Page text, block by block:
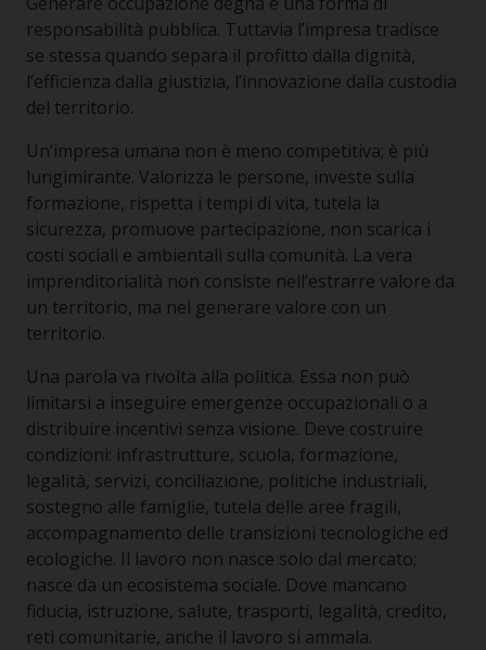
responsabilità pubblica. Tuttavia l’impresa tradisce
se stessa quando separa il profitto dalla dignità,
l’efficienza dalla giustizia, l’innovazione dalla custodia
del territorio.
Un’impresa umana non è meno competitiva; è più
lungimirante. Valorizza le persone, investe sulla
formazione, rispetta i tempi di vita, tutela la
sicurezza, promuove partecipazione, non scarica i
costi sociali e ambientali sulla comunità. La vera
imprenditorialità non consiste nell’estrarre valore da
un territorio, ma nel generare valore con un
territorio.
Una parola va rivolta alla politica. Essa non può
limitarsi a inseguire emergenze occupazionali o a
distribuire incentivi senza visione. Deve costruire
condizioni: infrastrutture, scuola, formazione,
legalità, servizi, conciliazione, politiche industriali,
sostegno alle famiglie, tutela delle aree fragili,
accompagnamento delle transizioni tecnologiche ed
ecologiche. Il lavoro non nasce solo dal mercato;
nasce da un ecosistema sociale. Dove mancano
fiducia, istruzione, salute, trasporti, legalità, credito,
reti comunitarie, anche il lavoro si ammala.